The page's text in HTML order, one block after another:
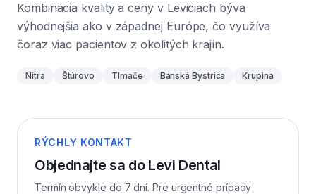
Kombinácia kvality a ceny v Leviciach býva
výhodnejšia ako v západnej Európe, čo využíva
čoraz viac pacientov z okolitých krajín.
Nitra Štúrovo Tlmače Banská Bystrica Krupina
RÝCHLY KONTAKT
Objednajte sa do Levi Dental
Termín obvykle do 7 dní. Pre urgentné prípady